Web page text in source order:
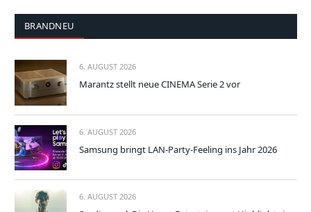
BRANDNEU
6. AUGUST 2026
Marantz stellt neue CINEMA Serie 2 vor
6. AUGUST 2026
Samsung bringt LAN-Party-Feeling ins Jahr 2026
6. AUGUST 2026